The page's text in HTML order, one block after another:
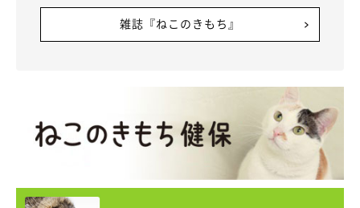
雑誌『ねこのきもち』